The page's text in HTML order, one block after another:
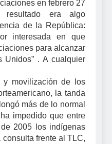
en febrero 27
era algo
de la República:
interesada en que
para alcanzar
. A cualquier
y movilización de los
la tanda
más de lo normal
impedido que entre
2005 los indígenas
frente al TLC,